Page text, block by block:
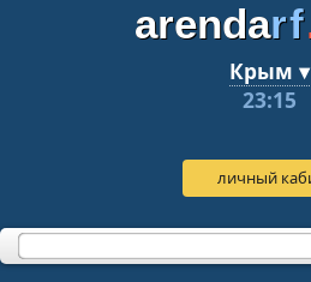
arendarf
Крым ▾
23:15
личный